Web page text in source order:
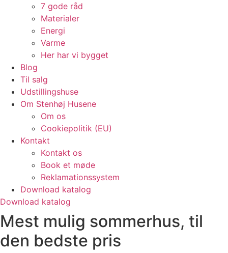
7 gode råd
Materialer
Energi
Varme
Her har vi bygget
Blog
Til salg
Udstillingshuse
Om Stenhøj Husene
Om os
Cookiepolitik (EU)
Kontakt
Kontakt os
Book et møde
Reklamationssystem
Download katalog
Download katalog
Mest mulig sommerhus, til
den bedste pris